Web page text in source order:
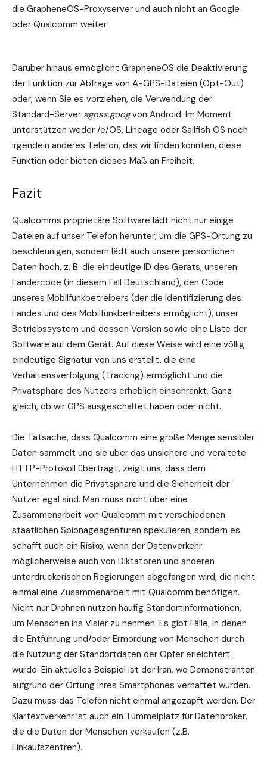
die GrapheneOS-Proxyserver und auch nicht an Google
oder Qualcomm weiter.
Darüber hinaus ermöglicht GrapheneOS die Deaktivierung
der Funktion zur Abfrage von A-GPS-Dateien (Opt-Out)
oder, wenn Sie es vorziehen, die Verwendung der
Standard-Server agnss.googvon Android. Im Moment
unterstützen weder /e/OS, Lineage oder Sailfish OS noch
irgendein anderes Telefon, das wir finden konnten, diese
Funktion oder bieten dieses Maß an Freiheit.
Fazit
Qualcomms proprietäre Software lädt nicht nur einige
Dateien auf unser Telefon herunter, um die GPS-Ortung zu
beschleunigen, sondern lädt auch unsere persönlichen
Daten hoch, z. B. die eindeutige ID des Geräts, unseren
Ländercode (in diesem Fall Deutschland), den Code
unseres Mobilfunkbetreibers (der die Identifizierung des
Landes und des Mobilfunkbetreibers ermöglicht), unser
Betriebssystem und dessen Version sowie eine Liste der
Software auf dem Gerät. Auf diese Weise wird eine völlig
eindeutige Signatur von uns erstellt, die eine
Verhaltensverfolgung (Tracking) ermöglicht und die
Privatsphäre des Nutzers erheblich einschränkt. Ganz
gleich, ob wir GPS ausgeschaltet haben oder nicht.
Die Tatsache, dass Qualcomm eine große Menge sensibler
Daten sammelt und sie über das unsichere und veraltete
HTTP-Protokoll überträgt, zeigt uns, dass dem
Unternehmen die Privatsphäre und die Sicherheit der
Nutzer egal sind. Man muss nicht über eine
Zusammenarbeit von Qualcomm mit verschiedenen
staatlichen Spionageagenturen spekulieren, sondern es
schafft auch ein Risiko, wenn der Datenverkehr
möglicherweise auch von Diktatoren und anderen
unterdrückerischen Regierungen abgefangen wird, die nicht
einmal eine Zusammenarbeit mit Qualcomm benötigen.
Nicht nur Drohnen nutzen häufig Standortinformationen,
um Menschen ins Visier zu nehmen. Es gibt Fälle, in denen
die Entführung und/oder Ermordung von Menschen durch
die Nutzung der Standortdaten der Opfer erleichtert
wurde. Ein aktuelles Beispiel ist der Iran, wo Demonstranten
aufgrund der Ortung ihres Smartphones verhaftet wurden.
Dazu muss das Telefon nicht einmal angezapft werden. Der
Klartextverkehr ist auch ein Tummelplatz für Datenbroker,
die die Daten der Menschen verkaufen (z.B.
Einkaufszentren).